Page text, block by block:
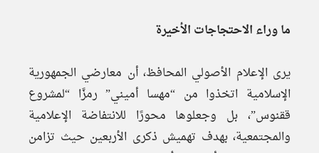
ما وراء الاحتجاجات الأخيرة
يرى الإعلام الأصولي المحافظ، أن معارضي الجمهورية
الإسلامية اتخذوا من “مهسا أميني” رمزًا “لمشروع
ققنوس”، بل وجعلوها محورًا للانتفاضة الإعلامية
والمجتمعية، بهدف تهميش ذكرى الأربعين حيث تزامن